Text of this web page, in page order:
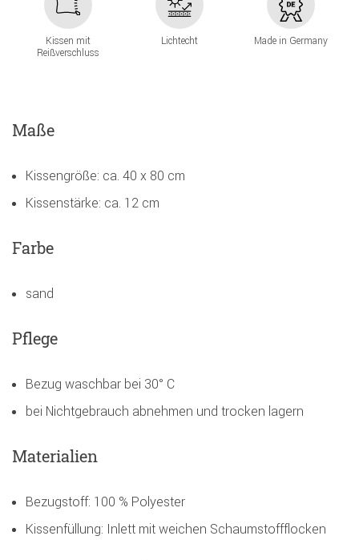
Kissen mit
Reißverschluss
Lichtecht Made in Germany
Maße
Kissengröße: ca. 40 x 80 cm
Kissenstärke: ca. 12 cm
Farbe
sand
Pflege
Bezug waschbar bei 30° C
bei Nichtgebrauch abnehmen und trocken lagern
Materialien
Bezugstoff: 100 % Polyester
Kissenfüllung: Inlett mit weichen Schaumstoffflocken